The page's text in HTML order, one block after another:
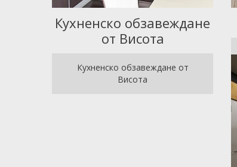
Кухненско обзавеждане
от Висота
Кухненско обзавеждане от
Висота